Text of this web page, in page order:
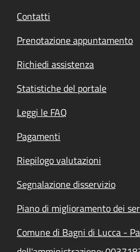
Contatti
Prenotazione appuntamento
Richiedi assistenza
Statistiche del portale
Leggi le FAQ
Pagamenti
Riepilogo valutazioni
Segnalazione disservizio
Piano di miglioramento dei
Comune di Bagni di Lucca -